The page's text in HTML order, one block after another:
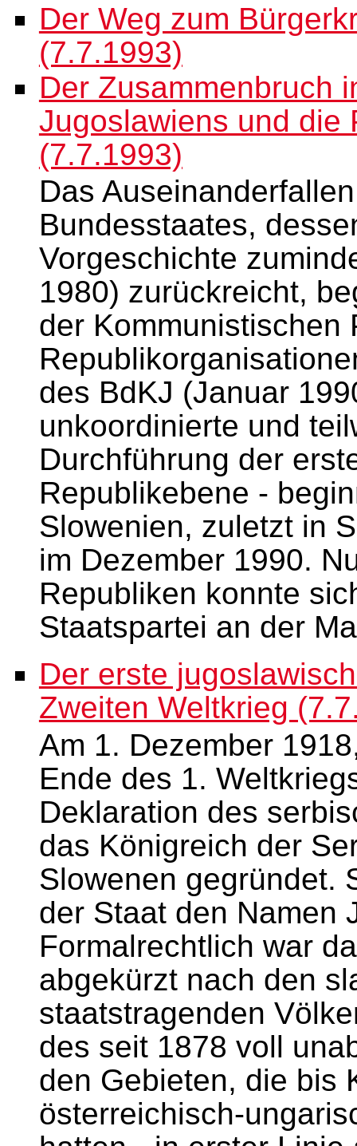
Der Weg zum
(7.7.1993)
Der Zusammenbruch
Jugoslawiens und die
(7.7.1993)
Das
Bundesstaates,
Vorgeschichte
1980) zurückreicht,
der Kommunistischen
des BdKJ (Januar
unkoordinierte und
Durchführung der
Republikebene -
Slowenien, zuletzt in
im Dezember 1990.
Republiken konnte
Staatspartei an der
Der erste
Zweiten Weltkrieg
Am 1. Dezember
Ende des 1.
Deklaration des
das Königreich der
Slowenen gegründet.
der Staat den Namen
Formalrechtlich war
abgekürzt nach den
staatstragenden
des seit 1878 voll
den Gebieten, die bis
österreichisch-